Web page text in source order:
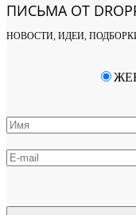
ПИСЬМА ОТ
НОВОСТИ, ИДЕИ,